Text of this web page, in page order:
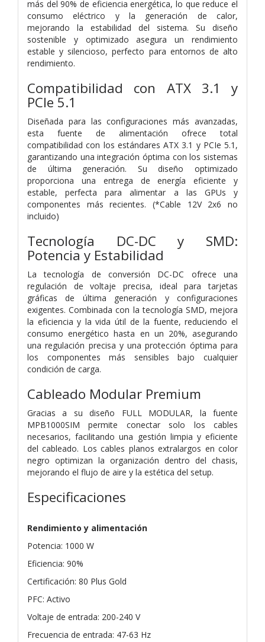
más del 90% de eficiencia energética, lo que reduce el
consumo eléctrico y la generación de calor,
mejorando la estabilidad del sistema. Su diseño
sostenible y optimizado asegura un rendimiento
estable y silencioso, perfecto para entornos de alto
rendimiento.
Compatibilidad con ATX 3.1 y
PCIe 5.1
Diseñada para las configuraciones más avanzadas,
esta fuente de alimentación ofrece total
compatibilidad con los estándares ATX 3.1 y PCIe 5.1,
garantizando una integración óptima con los sistemas
de última generación. Su diseño optimizado
proporciona una entrega de energía eficiente y
estable, perfecta para alimentar a las GPUs y
componentes más recientes. (*Cable 12V 2x6 no
incluido)
Tecnología DC-DC y SMD:
Potencia y Estabilidad
La tecnología de conversión DC-DC ofrece una
regulación de voltaje precisa, ideal para tarjetas
gráficas de última generación y configuraciones
exigentes. Combinada con la tecnología SMD, mejora
la eficiencia y la vida útil de la fuente, reduciendo el
consumo energético hasta en un 20%, asegurando
una regulación precisa y una protección óptima para
los componentes más sensibles bajo cualquier
condición de carga.
Cableado Modular Premium
Gracias a su diseño FULL MODULAR, la fuente
MPB1000SIM permite conectar solo los cables
necesarios, facilitando una gestión limpia y eficiente
del cableado. Los cables planos extralargos en color
negro optimizan la organización dentro del chasis,
mejorando el flujo de aire y la estética del setup.
Especificaciones
Rendimiento y alimentación
Potencia: 1000 W
Eficiencia: 90%
Certificación: 80 Plus Gold
PFC: Activo
Voltaje de entrada: 200-240 V
Frecuencia de entrada: 47-63 Hz